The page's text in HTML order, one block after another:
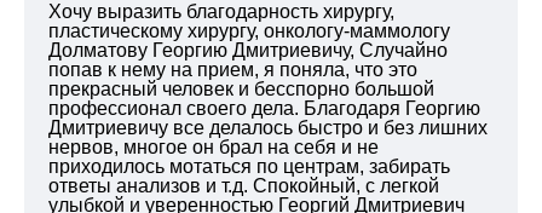
Хочу выразить благодарность хирургу,
пластическому хирургу, онкологу-маммологу
Долматову Георгию Дмитриевичу, Случайно
попав к нему на прием, я поняла, что это
прекрасный человек и бесспорно большой
профессионал своего дела. Благодаря Георгию
Дмитриевичу все делалось быстро и без лишних
нервов, многое он брал на себя и не
приходилось мотаться по центрам, забирать
ответы анализов и т.д. Спокойный, с легкой
улыбкой и уверенностью Георгий Дмитриевич